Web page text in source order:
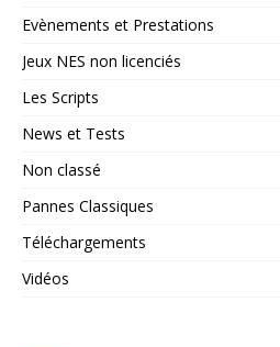
Evènements et Prestations
Jeux NES non licenciés
Les Scripts
News et Tests
Non classé
Pannes Classiques
Téléchargements
Vidéos